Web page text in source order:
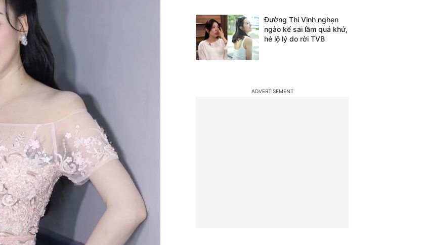
Đường Thi Vịnh nghẹn
ngào kể sai lầm quá khứ,
hé lộ lý do rời TVB